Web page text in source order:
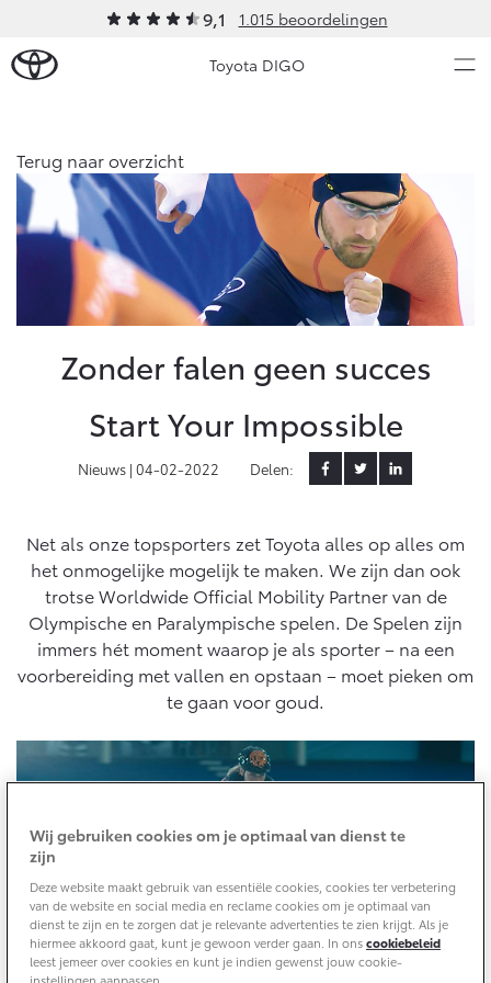
9,1 1.015 beoordelingen
Toyota DIGO
Ons bedrijf
Ons bedrijf
Vacatures
Klantbeoordelingen
Contact en Route
Nieuws en Acties
Onderhoud
Onderhoud op Maat
Vakantiecheck
Hybride zekerheidscontrole
Toyota handleidingen
Toyota Service Documentatie (SIL)
Schade & Garantie
Toyota Pechhulp
Schade & Glasherstel
10 jaar Toyota garantie
10 jaar batterijgarantie
Onderdelen & Accessoires
Werkplaatsafspraak maken
Contact en Route
Schade melden
Contact en route
Terug naar overzicht
Zonder falen geen succes
Start Your Impossible
Nieuws | 04-02-2022 Delen:
Net als onze topsporters zet Toyota alles op alles om
het onmogelijke mogelijk te maken. We zijn dan ook
trotse Worldwide Official Mobility Partner van de
Olympische en Paralympische spelen. De Spelen zijn
immers hét moment waarop je als sporter – na een
voorbereiding met vallen en opstaan – moet pieken om
te gaan voor goud.
Wij gebruiken cookies om je optimaal van dienst te
zijn
Deze website maakt gebruik van essentiële cookies, cookies ter verbetering
van de website en social media en reclame cookies om je optimaal van
dienst te zijn en te zorgen dat je relevante advertenties te zien krijgt. Als je
hiermee akkoord gaat, kunt je gewoon verder gaan. In onscookiebeleid
leest jemeer over cookies en kunt je indien gewenst jouw cookie-
instellingen aanpassen.